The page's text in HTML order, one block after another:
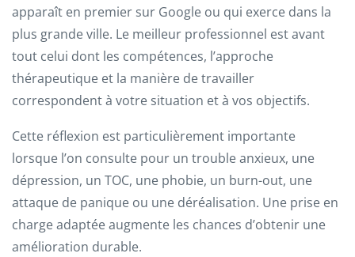
apparaît en premier sur Google ou qui exerce dans la
plus grande ville. Le meilleur professionnel est avant
tout celui dont les compétences, l’approche
thérapeutique et la manière de travailler
correspondent à votre situation et à vos objectifs.
Cette réflexion est particulièrement importante
lorsque l’on consulte pour un trouble anxieux, une
dépression, un TOC, une phobie, un burn-out, une
attaque de panique ou une déréalisation. Une prise en
charge adaptée augmente les chances d’obtenir une
amélioration durable.